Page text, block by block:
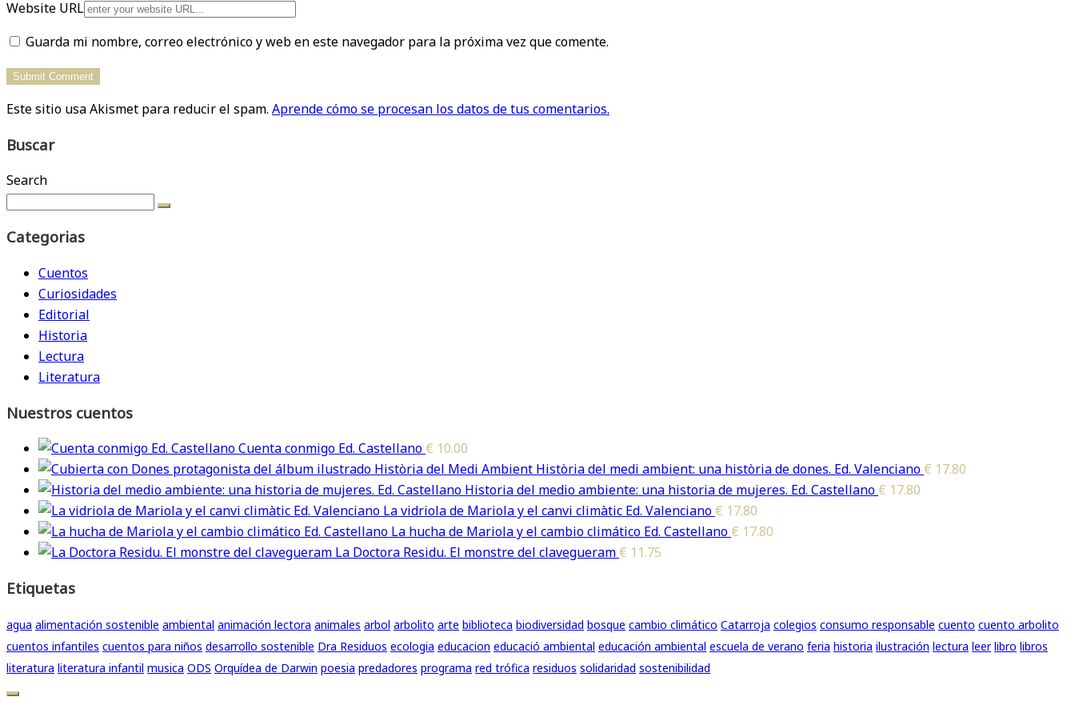
Website URL
Guarda mi nombre, correo electrónico y web en este navegador para la próxima vez que comente.
Este sitio usa Akismet para reducir el spam. Aprende cómo se procesan los datos de tus comentarios.
Buscar
Search
Categorias
Cuentos
Curiosidades
Editorial
Historia
Lectura
Literatura
Nuestros cuentos
Cuenta conmigo Ed. Castellano € 10.00
Història del medi ambient: una història de dones. Ed. Valenciano € 17.80
Historia del medio ambiente: una historia de mujeres. Ed. Castellano € 17.80
La vidriola de Mariola y el canvi climàtic Ed. Valenciano € 17.80
La hucha de Mariola y el cambio climático Ed. Castellano € 17.80
La Doctora Residu. El monstre del clavegueram € 11.75
Etiquetas
agua alimentación sostenible ambiental animación lectora animales arbol arbolito arte biblioteca biodiversidad bosque cambio climático Catarroja colegios consumo responsable cuento cuento arbolito
cuentos infantiles cuentos para niños desarrollo sostenible Dra Residuos ecologia educacion educació ambiental educación ambiental escuela de verano feria historia ilustración lectura leer libro libros
literatura literatura infantil musica ODS Orquídea de Darwin poesia predadores programa red trófica residuos solidaridad sostenibilidad